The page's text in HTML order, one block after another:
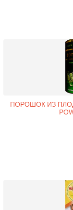
ПОРОШОК ИЗ